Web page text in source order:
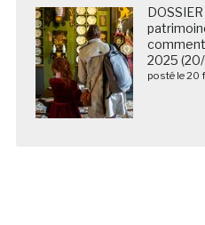
2025
posté le 20